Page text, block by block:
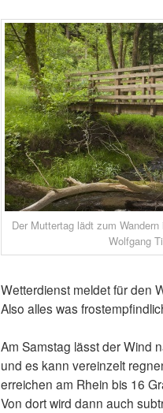
Der Muttertag lädt zum
Wolfgang
Wetterdienst meldet für den
Also alles was
Am Samstag lässt der Wind
und es kann vereinzelt
erreichen am Rhein bis 16
Von dort wird dann auch